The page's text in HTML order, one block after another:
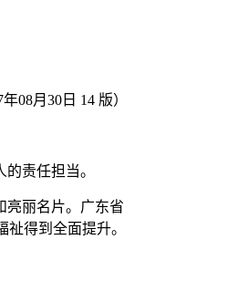
08月30日 14 版）
责任担当。
亮丽名片。广东省
得到全面提升。